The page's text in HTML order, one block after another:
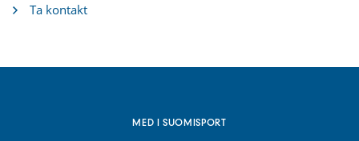
Ta kontakt
MED I SUOMISPORT